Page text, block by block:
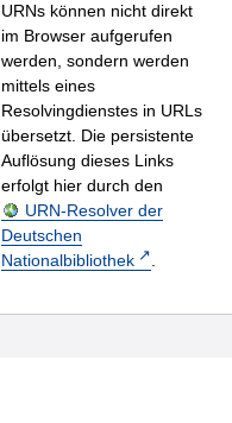
URNs können nicht direkt
im Browser aufgerufen
werden, sondern werden
mittels eines
Resolvingdienstes in URLs
übersetzt. Die persistente
Auflösung dieses Links
erfolgt hier durch den
URN-Resolver der
Deutschen
Nationalbibliothek
.